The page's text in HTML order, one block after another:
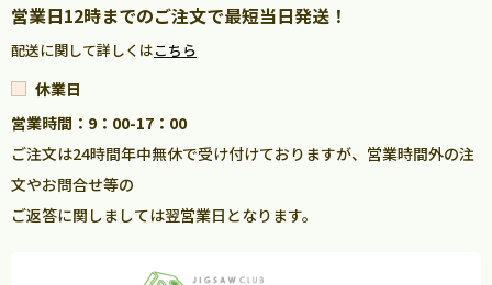
営業日12時までのご注文で最短当日発送！
配送に関して詳しくはこちら
休業日
営業時間：9：00-17：00
ご注文は24時間年中無休で受け付けておりますが、営業時間外の注
文やお問合せ等の
ご返答に関しましては翌営業日となります。